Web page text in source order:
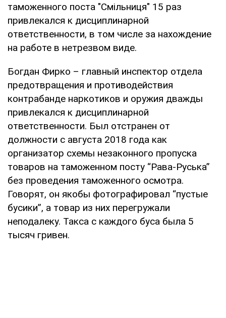
таможенного поста "Смільниця" 15 раз
привлекался к дисциплинарной
ответственности, в том числе за нахождение
на работе в нетрезвом виде.
Богдан Фирко – главный инспектор отдела
предотвращения и противодействия
контрабанде наркотиков и оружия дважды
привлекался к дисциплинарной
ответственности. Был отстранен от
должности с августа 2018 года как
организатор схемы незаконного пропуска
товаров на таможенном посту “Рава-Руська”
без проведения таможенного осмотра.
Говорят, он якобы фотографировал “пустые
бусики”, а товар из них перегружали
неподалеку. Такса с каждого буса была 5
тысяч гривен.